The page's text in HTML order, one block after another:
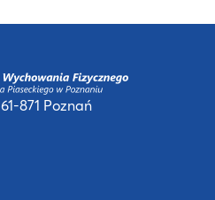
61-871 Poznań